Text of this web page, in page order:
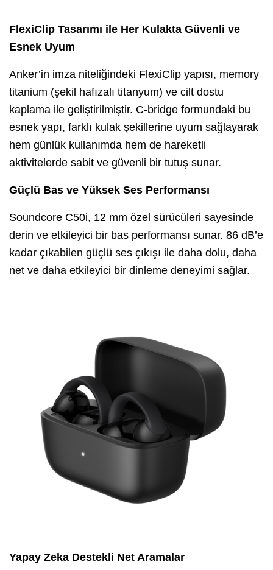
FlexiClip Tasarımı ile Her Kulakta Güvenli ve
Esnek Uyum
Anker’in imza niteliğindeki FlexiClip yapısı, memory
titanium (şekil hafızalı titanyum) ve cilt dostu
kaplama ile geliştirilmiştir. C-bridge formundaki bu
esnek yapı, farklı kulak şekillerine uyum sağlayarak
hem günlük kullanımda hem de hareketli
aktivitelerde sabit ve güvenli bir tutuş sunar.
Güçlü Bas ve Yüksek Ses Performansı
Soundcore C50i, 12 mm özel sürücüleri sayesinde
derin ve etkileyici bir bas performansı sunar. 86 dB’e
kadar çıkabilen güçlü ses çıkışı ile daha dolu, daha
net ve daha etkileyici bir dinleme deneyimi sağlar.
Yapay Zeka Destekli Net Aramalar